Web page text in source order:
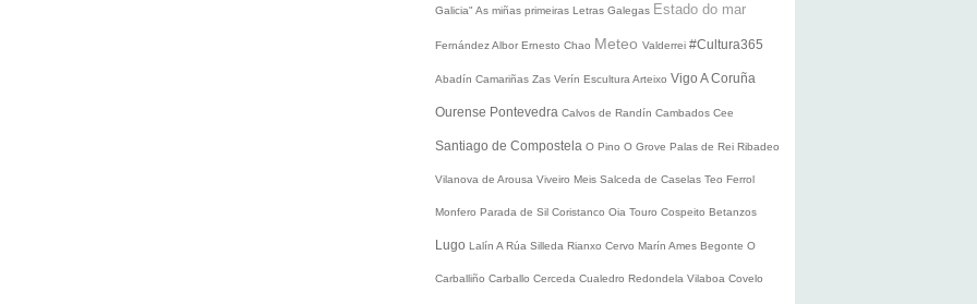
Galicia" As miñas primeiras Letras Galegas Estado do mar
Fernández Albor Ernesto Chao Meteo Valderrei #Cultura365
Abadín Camariñas Zas Verín Escultura Arteixo Vigo A Coruña
Ourense Pontevedra Calvos de Randín Cambados Cee
Santiago de Compostela O Pino O Grove Palas de Rei Ribadeo
Vilanova de Arousa Viveiro Meis Salceda de Caselas Teo Ferrol
Monfero Parada de Sil Coristanco Oia Touro Cospeito Betanzos
Lugo Lalín A Rúa Silleda Rianxo Cervo Marín Ames Begonte O
Carballiño Carballo Cerceda Cualedro Redondela Vilaboa Covelo